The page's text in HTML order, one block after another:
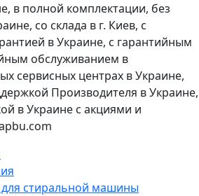
в полной комплектации, без
со склада в г. Киев, с
в Украине, с гарантийным
обслуживанием в
сервисных центрах в Украине,
Производителя в Украине,
в Украине с акциями и
стиральной машины